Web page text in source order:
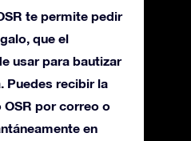
te permite pedir
que el
usar para bautizar
Puedes recibir la
OSR por correo o
en